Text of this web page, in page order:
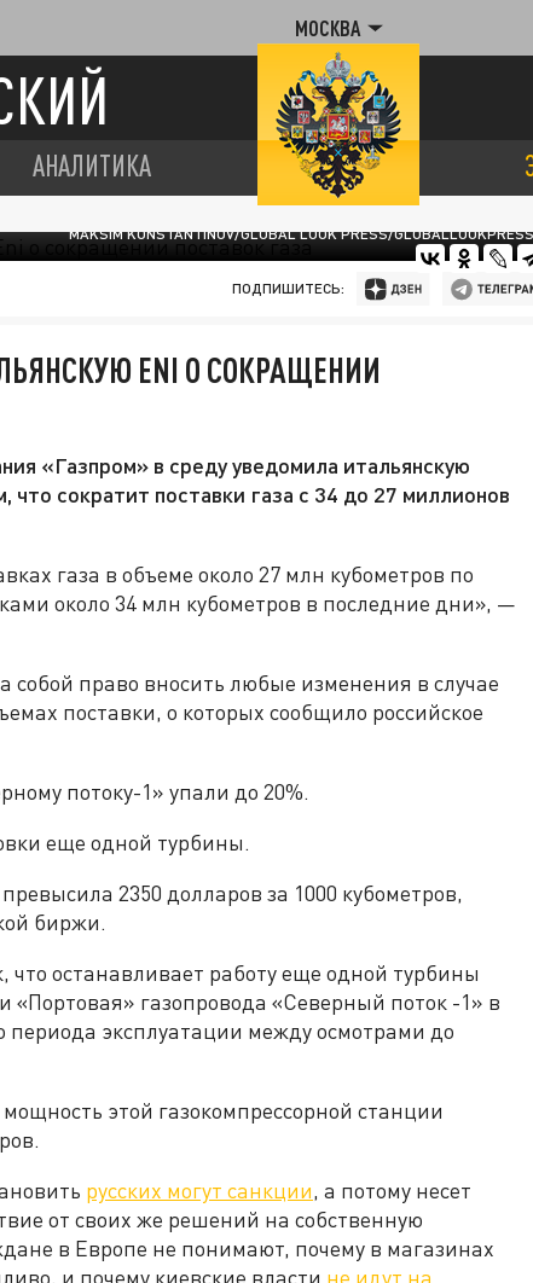
МОСКВА
АНАЛИТИКА
MAKSIM KONSTANTINOV/GLOBAL LOOK PRESS/GLOBALLOOKPRESS
ПОДПИШИТЕСЬ:
ENI О СОКРАЩЕНИИ
«Газпром» в среду уведомила итальянскую
что сократит поставки газа с 34 до 27 миллионов
газа в объеме около 27 млн ​​кубометров по
около 34 млн кубометров в последние дни», —
собой право вносить любые изменения в случае
поставки, о которых сообщило российское
потоку-1» упали до 20%.
еще одной турбины.
2350 долларов за 1000 кубометров,
биржи.
останавливает работу еще одной турбины
«Портовая» газопровода «Северный поток -1» в
периода эксплуатации между осмотрами до
этой газокомпрессорной станции
русских могут санкции, а потому несет
от своих же решений на собственную
в Европе не понимают, почему в магазинах
и почему киевские власти не идут на